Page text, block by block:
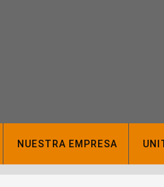
NUESTRA EMPRESA